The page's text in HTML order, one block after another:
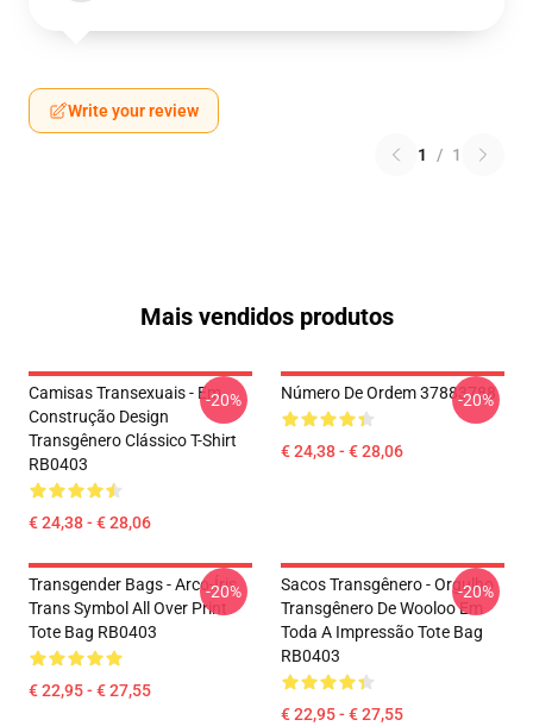
Write your review
1 / 1
Mais vendidos produtos
Camisas Transexuais - Em
Construção Design
Transgênero Clássico T-Shirt
RB0403
€ 24,38 - € 28,06
-20% Número De Ordem 37883788
€ 24,38 - € 28,06
-20%
Transgender Bags - Arco-Íris
Trans Symbol All Over Print
Tote Bag RB0403
€ 22,95 - € 27,55
-20%
Sacos Transgênero - Orgulho
Transgênero De Wooloo Em
Toda A Impressão Tote Bag
RB0403
€ 22,95 - € 27,55
-20%